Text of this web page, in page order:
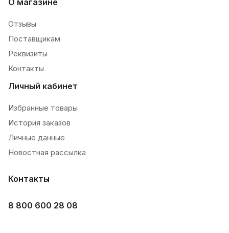
Отзывы
Поставщикам
Реквизиты
Контакты
Личный кабинет
Избранные товары
История заказов
Личные данные
Новостная рассылка
Контакты
8 800 600 28 08